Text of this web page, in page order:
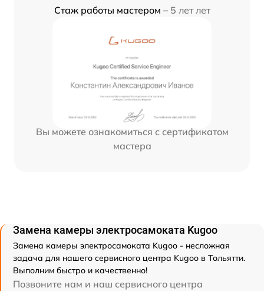
Стаж работы мастером – 5 лет лет
Вы можете ознакомиться с сертификатом
мастера
Замена камеры электросамоката Kugoo
Замена камеры электросамоката Kugoo - несложная
задача для нашего сервисного центра Kugoo в Тольятти.
Выполним быстро и качественно!
Позвоните нам и наш сервисного центра